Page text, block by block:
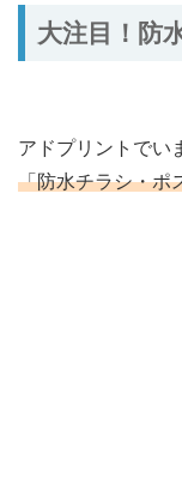
大注目！防
アドプリントでい
「防水チラシ・ポ